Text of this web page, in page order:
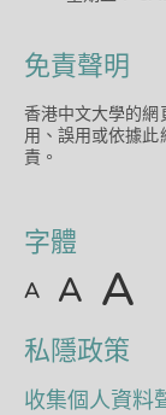
免責聲明
香港中文大學的
用、誤用或依據
責。
字體
A A A
私隱政策
收集個人資料